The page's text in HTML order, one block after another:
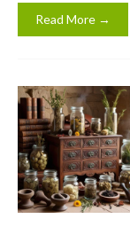
Read More →